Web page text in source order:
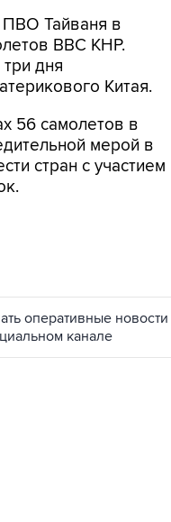
ПВО Тайваня в
ВВС КНР.
дня
Китая.
56 самолетов в
мерой в
стран с участием
оперативные новости
канале